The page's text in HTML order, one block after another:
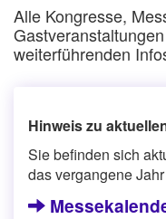
Alle Kongresse,
weiterführenden
Hinweis zu
Sie befinden sich
das vergangene